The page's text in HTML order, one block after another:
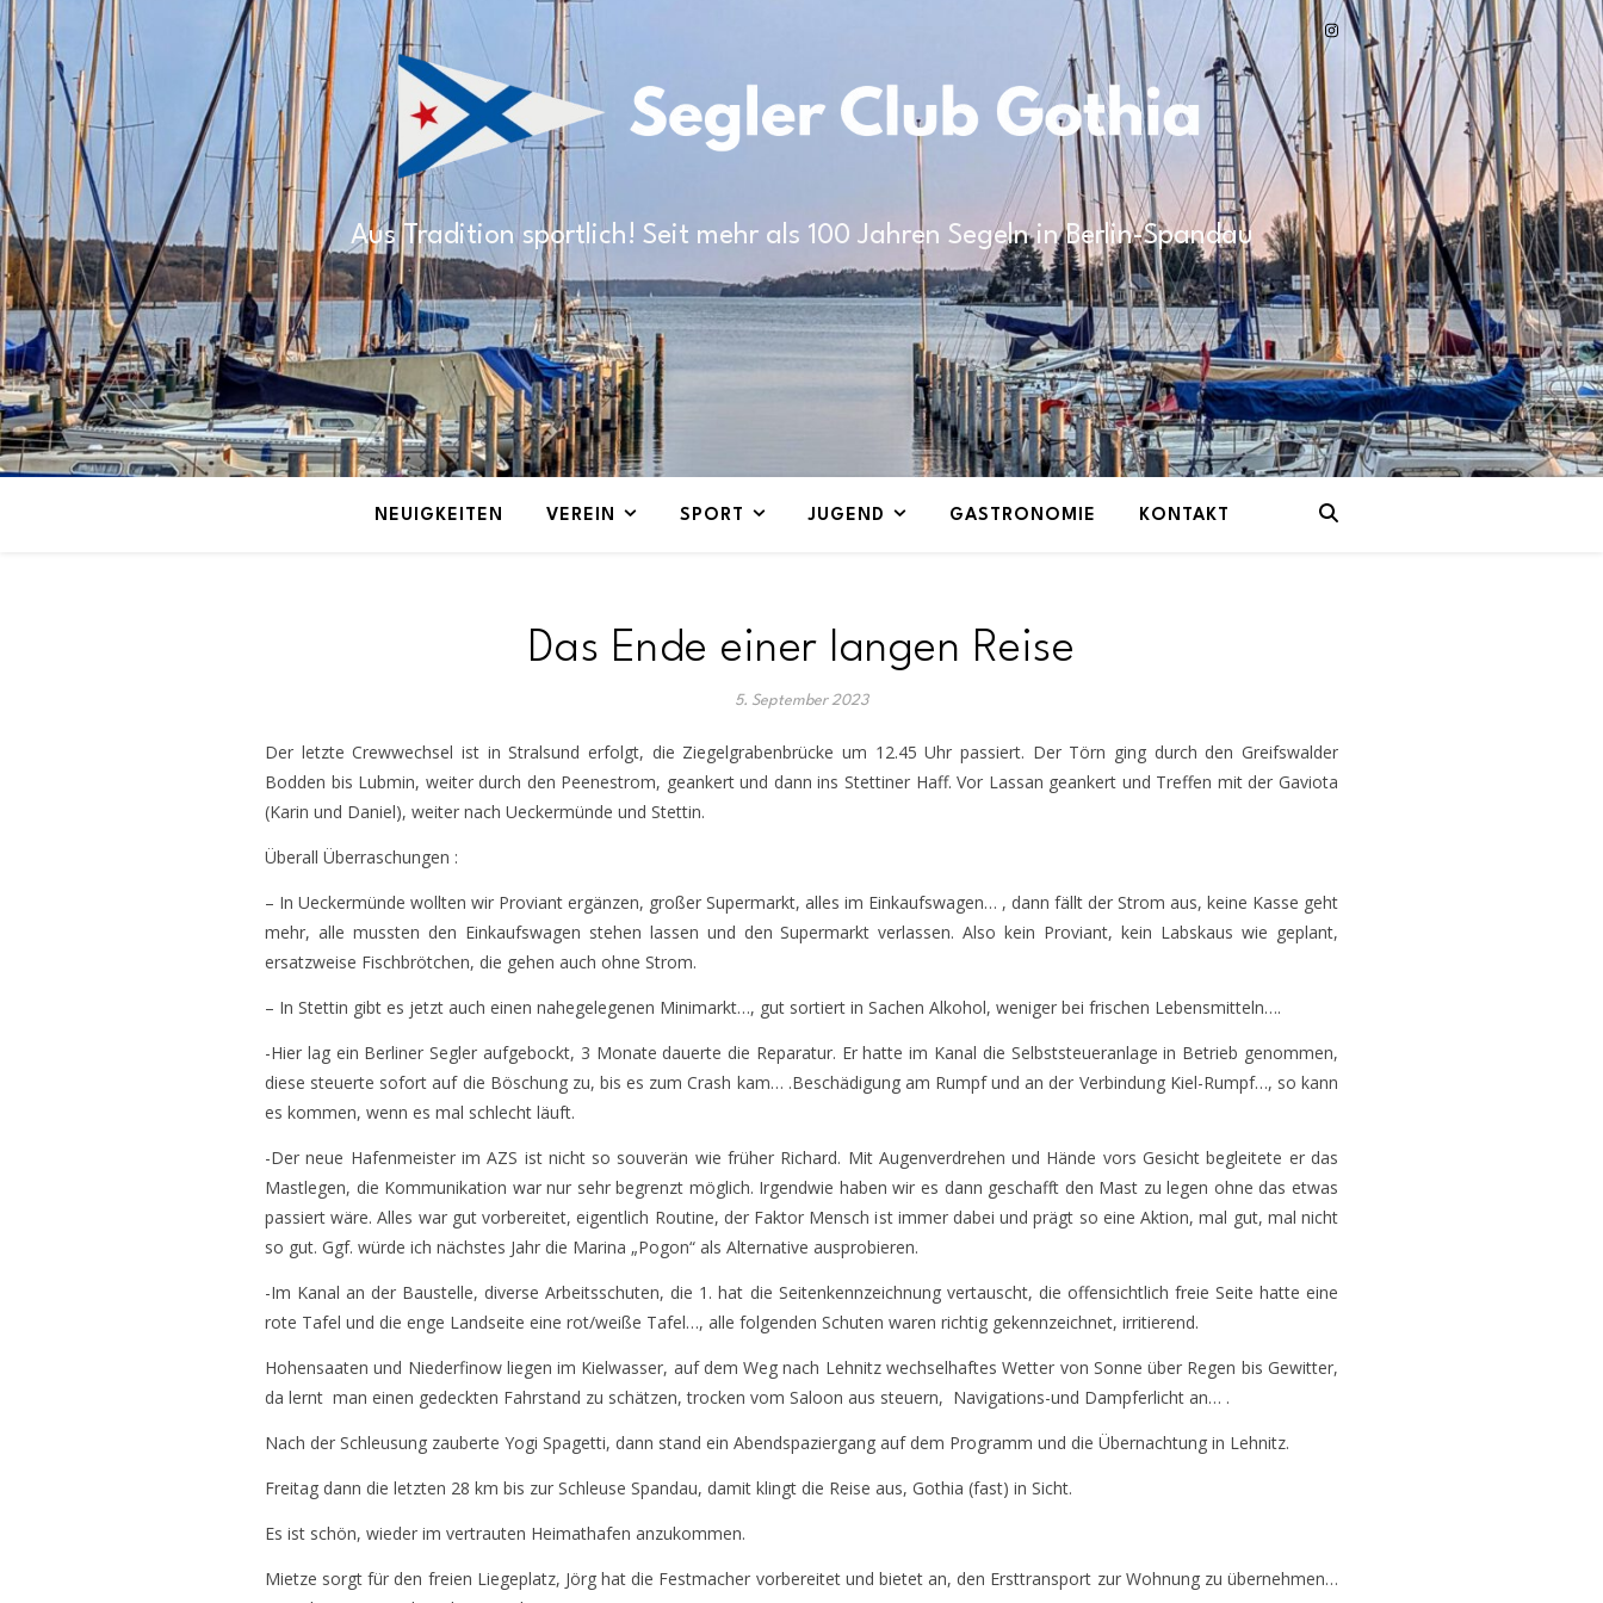
Aus Tradition sportlich! Seit mehr als 100 Jahren Segeln in Berlin-Spandau
NEUIGKEITEN VEREIN SPORT JUGEND GASTRONOMIE KONTAKT
Das Ende einer langen Reise
5. September 2023
Der letzte Crewwechsel ist in Stralsund erfolgt, die Ziegelgrabenbrücke um 12.45 Uhr passiert. Der Törn ging durch den Greifswalder
Bodden bis Lubmin, weiter durch den Peenestrom, geankert und dann ins Stettiner Haff. Vor Lassan geankert und Treffen mit der Gaviota
(Karin und Daniel), weiter nach Ueckermünde und Stettin.
Überall Überraschungen :
– In Ueckermünde wollten wir Proviant ergänzen, großer Supermarkt, alles im Einkaufswagen… , dann fällt der Strom aus, keine Kasse geht
mehr, alle mussten den Einkaufswagen stehen lassen und den Supermarkt verlassen. Also kein Proviant, kein Labskaus wie geplant,
ersatzweise Fischbrötchen, die gehen auch ohne Strom.
– In Stettin gibt es jetzt auch einen nahegelegenen Minimarkt…, gut sortiert in Sachen Alkohol, weniger bei frischen Lebensmitteln….
-Hier lag ein Berliner Segler aufgebockt, 3 Monate dauerte die Reparatur. Er hatte im Kanal die Selbststeueranlage in Betrieb genommen,
diese steuerte sofort auf die Böschung zu, bis es zum Crash kam… .Beschädigung am Rumpf und an der Verbindung Kiel-Rumpf…, so kann
es kommen, wenn es mal schlecht läuft.
-Der neue Hafenmeister im AZS ist nicht so souverän wie früher Richard. Mit Augenverdrehen und Hände vors Gesicht begleitete er das
Mastlegen, die Kommunikation war nur sehr begrenzt möglich. Irgendwie haben wir es dann geschafft den Mast zu legen ohne das etwas
passiert wäre. Alles war gut vorbereitet, eigentlich Routine, der Faktor Mensch ist immer dabei und prägt so eine Aktion, mal gut, mal nicht
so gut. Ggf. würde ich nächstes Jahr die Marina „Pogon“ als Alternative ausprobieren.
-Im Kanal an der Baustelle, diverse Arbeitsschuten, die 1. hat die Seitenkennzeichnung vertauscht, die offensichtlich freie Seite hatte eine
rote Tafel und die enge Landseite eine rot/weiße Tafel…, alle folgenden Schuten waren richtig gekennzeichnet, irritierend.
Hohensaaten und Niederfinow liegen im Kielwasser, auf dem Weg nach Lehnitz wechselhaftes Wetter von Sonne über Regen bis Gewitter,
da lernt man einen gedeckten Fahrstand zu schätzen, trocken vom Saloon aus steuern, Navigations-und Dampferlicht an… .
Nach der Schleusung zauberte Yogi Spagetti, dann stand ein Abendspaziergang auf dem Programm und die Übernachtung in Lehnitz.
Freitag dann die letzten 28 km bis zur Schleuse Spandau, damit klingt die Reise aus, Gothia (fast) in Sicht.
Es ist schön, wieder im vertrauten Heimathafen anzukommen.
Mietze sorgt für den freien Liegeplatz, Jörg hat die Festmacher vorbereitet und bietet an, den Ersttransport zur Wohnung zu übernehmen…